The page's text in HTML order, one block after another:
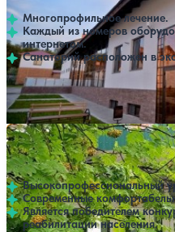
Многопрофильное лечение.
Каждый из номеров
интернетом.
Санаторий расположен в
Профилей лечения: 6
Санаторий Рябинушка
4.749 отзывов
Грачевка
Высокопрофессиональный
Современные
Является победителем
реабилитации населения.
Нет цен илиВыбрать